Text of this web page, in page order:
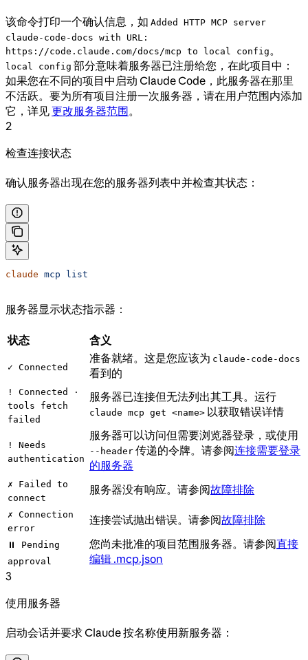
该命令打印一个确认信息，如 Added HTTP MCP server
claude-code-docs with URL:
https://code.claude.com/docs/mcp to local config 。
local config 部分意味着服务器已注册给您，在此项目中：
如果您在不同的项目中启动 Claude Code，此服务器在那里
不活跃。要为所有项目注册一次服务器，请在用户范围内添加
它，详见更改服务器范围。
2
检查连接状态
确认服务器出现在您的服务器列表中并检查其状态：
claude mcp list
服务器显示状态指示器：
状态 含义
✓ Connected
准备就绪。这是您应该为 claude-code-docs
看到的
! Connected ·
tools fetch
failed
服务器已连接但无法列出其工具。运行
claude mcp get <name> 以获取错误详情
! Needs
authentication
服务器可以访问但需要浏览器登录，或使用
--header 传递的令牌。请参阅连接需要登录
的服务器
✗ Failed to
connect
服务器没有响应。请参阅故障排除
✗ Connection
error
连接尝试抛出错误。请参阅故障排除
⏸ Pending
approval
您尚未批准的项目范围服务器。请参阅直接
编辑 .mcp.json
3
使用服务器
启动会话并要求 Claude 按名称使用新服务器：